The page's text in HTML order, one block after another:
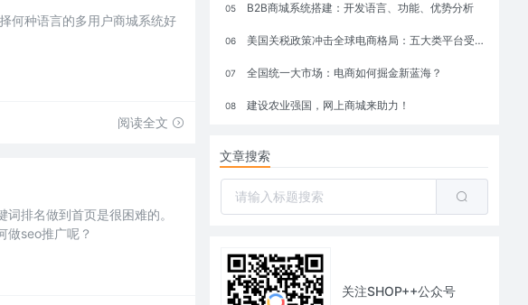
何种语言的多用户商城系统好
阅读全文
排名做到首页是很困难的。
做seo推广呢？
05 B2B商城系统搭建：开发语言、功能、优势分析
06 美国关税政策冲击全球电商格局：五大类平台受重创，转型与自救成关键
07 全国统一大市场：电商如何掘金新蓝海？
08 建设农业强国，网上商城来助力！
文章搜索
关注SHOP++公众号